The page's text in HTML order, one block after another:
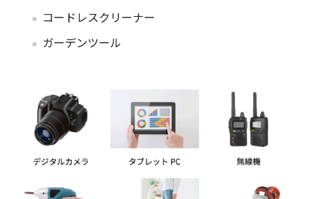
コードレスクリーナー
ガーデンツール